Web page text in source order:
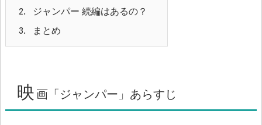
2. ジャンパー 続編はあるの？
3. まとめ
映 画「ジャンパー」あらすじ